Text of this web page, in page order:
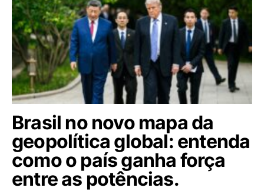
Brasil no novo mapa da
geopolítica global: entenda
como o país ganha força
entre as potências.